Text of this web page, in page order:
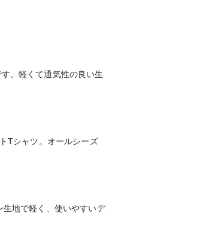
。軽くて通気性の良い生
Tシャツ。オールシーズ
地で軽く、使いやすいデ